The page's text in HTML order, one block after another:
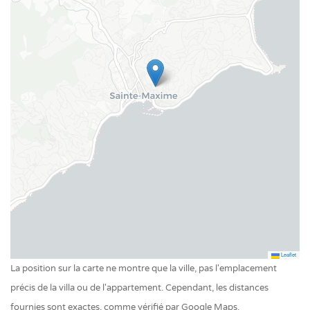
Terrain de pétanque
Piscine privée extérieur
Leaflet
La position sur la carte ne montre que la ville, pas l'emplacement
précis de la villa ou de l'appartement. Cependant, les distances
fournies sont exactes, comme vérifié par Google Maps.